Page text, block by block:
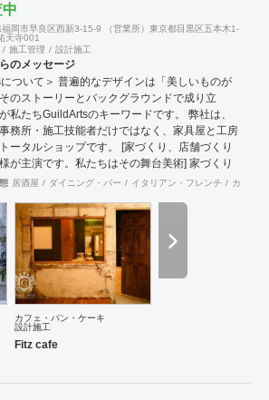
岡市早良区西新3-15-9 （営業所）東京都目黒区五本木1-
天寺001
施工管理 設計施工
のメッセージ
ついて＞ 普遍的なデザインは「美しいものが
のストーリーとバックグラウンドで成り立
私たちGuildArtsのキーワードです。 弊社は、
務所・施工技能者だけではなく、家具屋と工房
ータルショップです。 [家づくり、店舗づくり
が主演です。私たちはその舞台美術] 家づくり
ョンもまずあるのは、住む方の歴史。そこから
きます。 そしてそのデザインは、過去作り上げ
ちに敬意を表し、現代で生み出される新しいモ
つまを合わせ、将来10年後、20年後に生きる人
いと思える・・・そのようなコンセプトの元活
。 オーナー様の人生を多く過ごす空間を私たち
遠に彩れればこれ以上の幸せはありません。 私た
ザイン展開しているインテリアショップです。 そ
は優雅で朽ちていく様を表現するために過去の
居酒屋 ダイニング・バー イタリアン・フレンチ カフェ
カフェ・パン・ケーキ
設計施工
Fitz cafe